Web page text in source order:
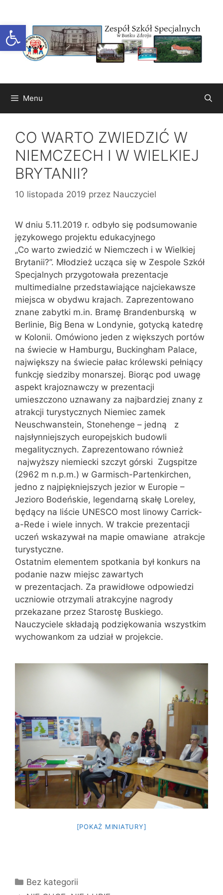
Otwórz pasek narzędzi
treści
Menu
CO WARTO ZWIEDZIĆ W
NIEMCZECH I W WIELKIEJ
BRYTANII?
10 listopada 2019 przez Nauczyciel
W dniu 5.11.2019 r. odbyło się podsumowanie
językowego projektu edukacyjnego
„Co warto zwiedzić w Niemczech i w Wielkiej
Brytanii?”. Młodzież ucząca się w Zespole Szkół
Specjalnych przygotowała prezentacje
multimedialne przedstawiające najciekawsze
miejsca w obydwu krajach. Zaprezentowano
znane zabytki m.in. Bramę Brandenburską w
Berlinie, Big Bena w Londynie, gotycką katedrę
w Kolonii. Omówiono jeden z większych portów
na świecie w Hamburgu, Buckingham Palace,
największy na świecie pałac królewski pełniący
funkcję siedziby monarszej. Biorąc pod uwagę
aspekt krajoznawczy w prezentacji
umieszczono uznawany za najbardziej znany z
atrakcji turystycznych Niemiec zamek
Neuschwanstein, Stonehenge – jedną z
najsłynniejszych europejskich budowli
megalitycznych. Zaprezentowano również
najwyższy niemiecki szczyt górski Zugspitze
(2962 m n.p.m.) w Garmisch-Partenkirchen,
jedno z najpiękniejszych jezior w Europie –
Jezioro Bodeńskie, legendarną skałę Loreley,
będący na liście UNESCO most linowy Carrick-
a-Rede i wiele innych. W trakcie prezentacji
uczeń wskazywał na mapie omawiane atrakcje
turystyczne.
Ostatnim elementem spotkania był konkurs na
podanie nazw miejsc zawartych
w prezentacjach. Za prawidłowe odpowiedzi
uczniowie otrzymali atrakcyjne nagrody
przekazane przez Starostę Buskiego.
Nauczyciele składają podziękowania wszystkim
wychowankom za udział w projekcie.
[POKAŻ MINIATURY]
Kategorie
Bez kategorii